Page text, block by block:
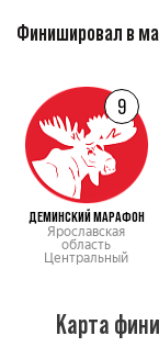
Финишировал в
9
ДЕМИНСКИЙ МАРАФОН
Ярославская
область
Центральный
Карта